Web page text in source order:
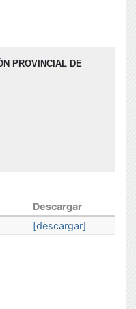
PROVINCIAL DE
Descargar
[descargar]